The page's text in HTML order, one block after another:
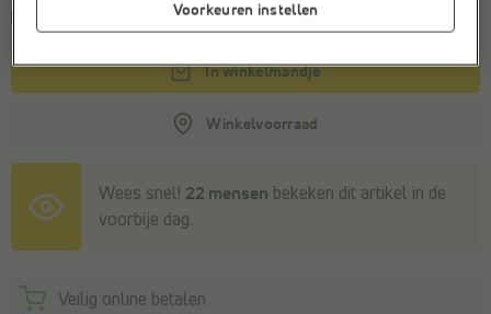
Kies een maat om de leveringstermijn
In winkelmandje
Winkelvoorraad
Wees snel! 22 mensen bekeken dit artikel in de
voorbije dag.
Veilig online betalen
Voorkeuren instellen